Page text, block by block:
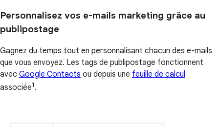
Personnalisez vos e-mails marketing grâce au
publipostage
Gagnez du temps tout en personnalisant chacun des e-mails
que vous envoyez. Les tags de publipostage fonctionnent
avec Google Contacts ou depuis une feuille de calcul
associée1.